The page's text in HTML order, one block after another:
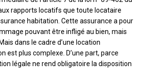
rapports locatifs que toute locataire
habitation. Cette assurance a pour
pouvant être infligé au bien, mais
dans le cadre d’une location
est plus complexe. D’une part, parce
légale ne rend obligatoire la disposition